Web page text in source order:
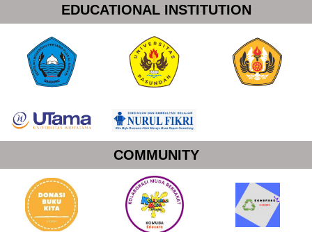
EDUCATIONAL INSTITUTION
COMMUNITY